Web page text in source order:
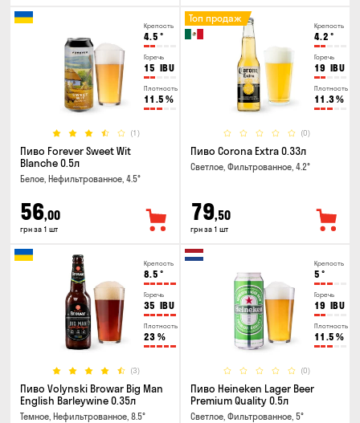
Крепость
4.5 °
Горечь
15 IBU
Плотность
11.5 %
(1)
Пиво Forever Sweet Wit
Blanche 0.5л
Белое, Нефильтрованное, 4.5°
56,00
грн за 1 шт
Крепость
4.2 °
Горечь
19 IBU
Плотность
11.3%
(0)
Топ продаж
Пиво Corona Extra 0.33л
Светлое, Фильтрованное, 4.2°
79,50
грн за 1 шт
Крепость
8.5 °
Горечь
35 IBU
Плотность
23 %
(3)
Пиво Volynski Browar Big Man
English Barleywine 0.35л
Темное, Нефильтрованное, 8.5°
Крепость
5 °
Горечь
19 IBU
Плотность
11.5 %
(0)
Пиво Heineken Lager Beer
Premium Quality 0.5л
Светлое, Фильтрованное, 5°